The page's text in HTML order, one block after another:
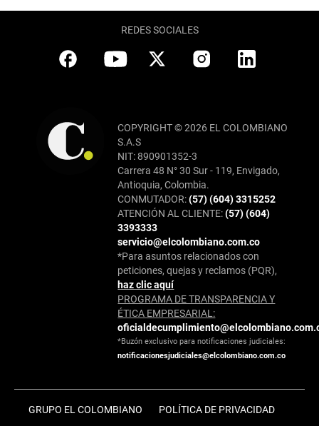
REDES SOCIALES
COPYRIGHT © 2026 EL COLOMBIANO
S.A.S
NIT: 890901352-3
Carrera 48 N° 30 Sur - 119, Envigado,
Antioquia, Colombia.
CONMUTADOR:(57) (604) 3315252
ATENCIÓN AL CLIENTE:(57) (604)
3393333
servicio@elcolombiano.com.co
*Para asuntos relacionados con
peticiones, quejas y reclamos (PQR),
haz clic aquí
PROGRAMA DE TRANSPARENCIA Y
ÉTICA EMPRESARIAL:
*Buzón exclusivo para notificaciones judiciales:
notificacionesjudiciales@elcolombiano.com.co
GRUPO EL COLOMBIANO POLÍTICA DE PRIVACIDAD